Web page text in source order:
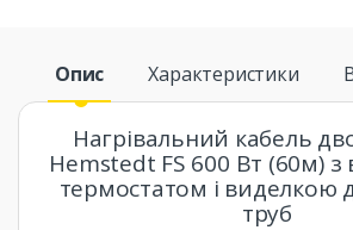
Опис Характеристики
Нагрівальний кабель
Hemstedt FS 600 Вт (60м)
термостатом і виделкою
труб